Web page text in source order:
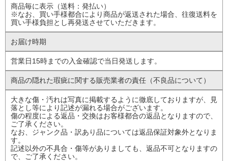
商品毎に表示（送料：発払い）
※なお、買い手様都合により商品が返送された場合、往復送料を
買い手様負担とし再発送させていただきます。
お届け時期
営業日15時までの入金確認で当日発送します。
商品の隠れた瑕疵に関する販売業者の責任 （不良品について）
大きな傷・汚れは写真に掲載するように徹底しておりますが、見
落とし等により記述が漏れる場合がございます。
傷の程度による返品・交換はお客様都合の返品となりますので、
ご了承ください。
なお、ジャンク品・訳あり品については返品保証対象外となりま
す。
記述以外の不具合・傷等がありましても、返品不可となりますの
で、ご了承ください。